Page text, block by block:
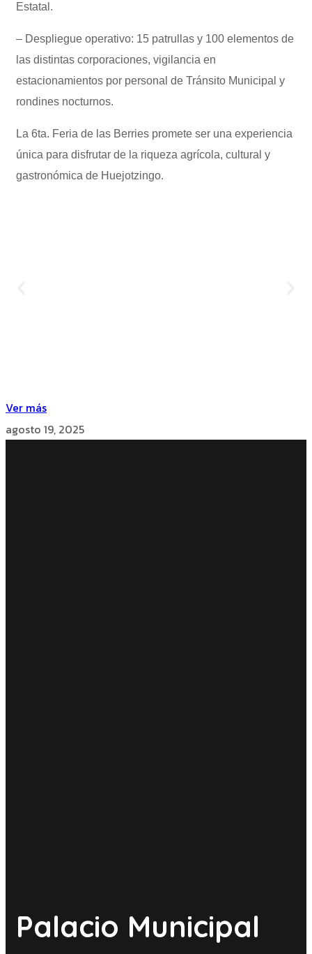
Estatal.
– Despliegue operativo: 15 patrullas y 100 elementos de
las distintas corporaciones, vigilancia en
estacionamientos por personal de Tránsito Municipal y
rondines nocturnos.
La 6ta. Feria de las Berries promete ser una experiencia
única para disfrutar de la riqueza agrícola, cultural y
gastronómica de Huejotzingo.
Ver más
agosto 19, 2025
Palacio Municipal